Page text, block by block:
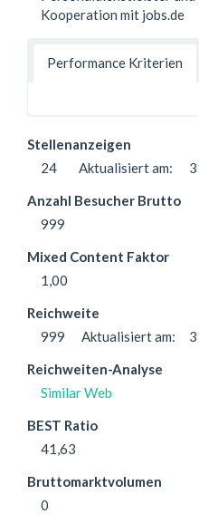
Kooperation mit jobs.de
Performance Kriterien
Stellenanzeigen
24 Aktualisiert am:
Anzahl Besucher Brutto
999
Mixed Content Faktor
1,00
Reichweite
999 Aktualisiert am:
Reichweiten-Analyse
Similar Web
BEST Ratio
41,63
Bruttomarktvolumen
0